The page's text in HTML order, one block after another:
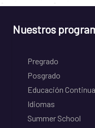
Nuestros
Pregrado
Posgrado
Educación Continua
Idiomas
Summer School